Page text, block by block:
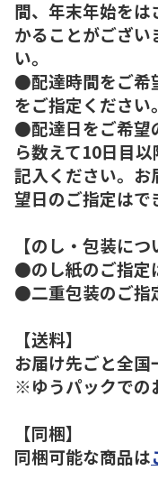
間、年末年始を
かることがござい
い。
●配達時間をご希
をご指定ください。
●配達日をご希望
ら数えて10日目
記入ください。お
望日のご指定はで
【のし・包装につ
●のし紙のご指定
●二重包装のご指
【送料】
お届け先ごと全国
※ゆうパックでの
【同梱】
同梱可能な商品は